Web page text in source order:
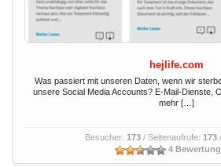
hejlife.com
Was passiert mit unseren Daten, wenn wir
unsere Social Media Accounts? E-Mail-Dienste,
mehr […]
Besucher: 173 / Seitenaufrufe: 173
4